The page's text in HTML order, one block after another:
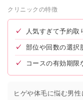
クリニックの特徴
✓ 人気すぎて予約取
✓ 部位や回数の選択
✓ コースの有効期限
ヒゲや体毛に悩む男